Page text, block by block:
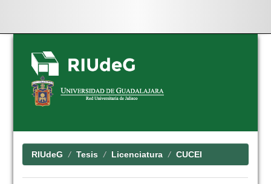
Skip
navigation
RIUdeG Tesis Licenciatura CUCEI